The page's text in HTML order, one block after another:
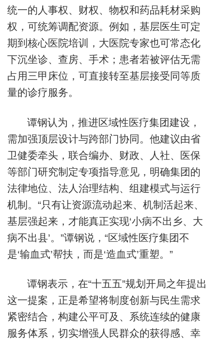
统一的人事权、财权、物权和药品耗材采购
权，可统筹调配资源。例如，基层医生可定
期到核心医院培训，大医院专家也可常态化
下沉坐诊、查房、手术；患者若被评估无需
占用三甲床位，可直接转至基层接受同等质
量的诊疗服务。
谭钢认为，推进区域性医疗集团建设，
需加强顶层设计与跨部门协同。他建议由省
卫健委牵头，联合编办、财政、人社、医保
等部门研究制定专项指导意见，明确集团的
法律地位、法人治理结构、组建模式与运行
机制。“只有让资源流动起来、机制活起来、
基层强起来，才能真正实现‘小病不出乡、大
病不出县’。”谭钢说，“区域性医疗集团不
是‘输血式’帮扶，而是‘造血式’重塑。”
谭钢表示，在“十五五”规划开局之年提出
这一提案，正是希望将制度创新与民生需求
紧密结合，构建公平可及、系统连续的健康
服务体系，切实增强人民群众的获得感、幸